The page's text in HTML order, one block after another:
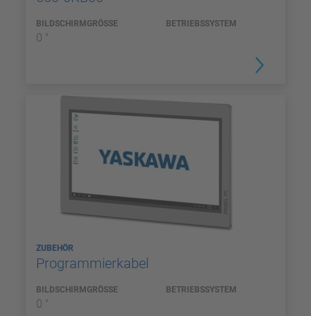
BILDSCHIRMGRÖSSE
0 "
BETRIEBSSYSTEM
ZUBEHÖR
Programmierkabel
BILDSCHIRMGRÖSSE
0 "
BETRIEBSSYSTEM